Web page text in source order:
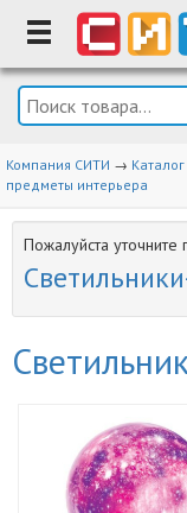
Компания СИТИ → Каталог
предметы интерьера
Пожалуйста уточните